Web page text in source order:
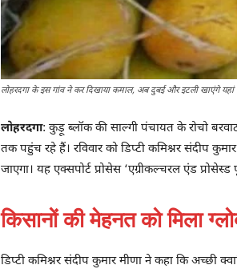
लोहरदगा के इस गांव ने कर दिखाया कमाल, अब दुबई और इटली खाएंगे
लोहरदगा: कुड़ू ब्लॉक की साल्गी पंचायत के रोचो
तक पहुंच रहे हैं। रविवार को डिप्टी कमिश्नर संदीप
जाएगा। यह एक्सपोर्ट प्रोसेस ‘एग्रीकल्चरल एंड
किसानों की मेहनत को मिला
डिप्टी कमिश्नर संदीप कुमार मीणा ने कहा कि अच्छी